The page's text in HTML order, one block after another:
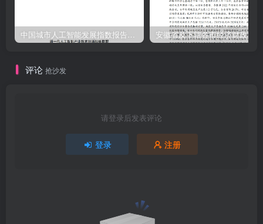
评论 抢沙发
请登录后发表评论
登录 注册